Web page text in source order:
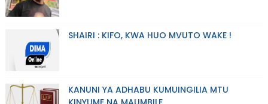
SHAIRI : KIFO, KWA HUO MVUTO WAKE !
KANUNI YA ADHABU KUMUINGILIA MTU